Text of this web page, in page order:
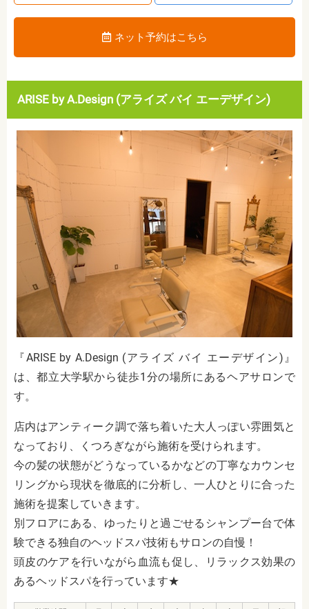
ネット予約はこちら
ARISE by A.Design (アライズ バイ エーデザイン)
『ARISE by A.Design (アライズ バイ エーデザイン)』
は、都立大学駅から徒歩1分の場所にあるヘアサロンで
す。
店内はアンティーク調で落ち着いた大人っぽい雰囲気と
なっており、くつろぎながら施術を受けられます。
今の髪の状態がどうなっているかなどの丁寧なカウンセ
リングから現状を徹底的に分析し、一人ひとりに合った
施術を提案していきます。
別フロアにある、ゆったりと過ごせるシャンプー台で体
験できる独自のヘッドスパ技術もサロンの自慢！
頭皮のケアを行いながら血流も促し、リラックス効果の
あるヘッドスパを行っています★